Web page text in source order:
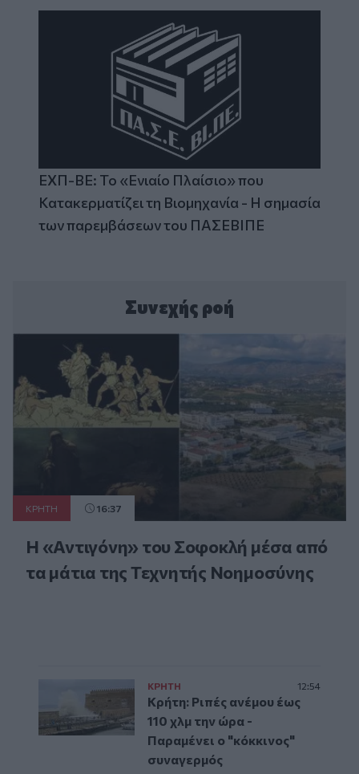
ΕΧΠ-ΒΕ: Το «Ενιαίο Πλαίσιο» που
Κατακερματίζει τη Βιομηχανία - Η σημασία
των παρεμβάσεων του ΠΑΣΕΒΙΠΕ
Συνεχής ροή
ΚΡΗΤΗ 16:37
Η «Αντιγόνη» του Σοφοκλή μέσα από
τα μάτια της Τεχνητής Νοημοσύνης
ΚΡΗΤΗ 12:54
Κρήτη: Ριπές ανέμου έως
110 χλμ την ώρα -
Παραμένει ο "κόκκινος"
συναγερμός